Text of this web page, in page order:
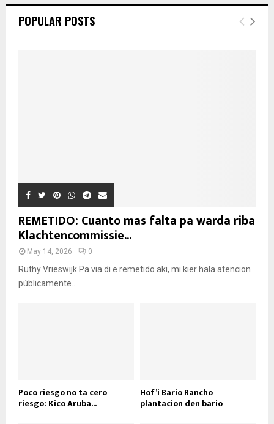
POPULAR POSTS
REMETIDO: Cuanto mas falta pa warda riba
Klachtencommissie...
May 14, 2026 0
Ruthy Vrieswijk Pa via di e remetido aki, mi kier hala atencion
públicamente...
Poco riesgo no ta cero
riesgo: Kico Aruba...
Hof’i Bario Rancho
plantacion den bario